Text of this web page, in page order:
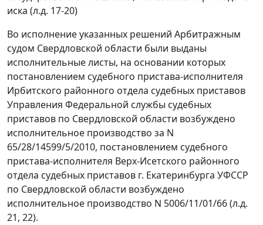
иска (л.д. 17-20)
Во исполнение указанных решений Арбитражным
судом Свердловской области были выданы
исполнительные листы, на основании которых
постановлением судебного пристава-исполнителя
Ирбитского районного отдела судебных приставов
Управления Федеральной службы судебных
приставов по Свердловской области возбуждено
исполнительное производство за N
65/28/14599/5/2010, постановлением судебного
пристава-исполнителя Верх-Исетского районного
отдела судебных приставов г. Екатеринбурга УФССР
по Свердловской области возбуждено
исполнительное производство N 5006/11/01/66 (л.д.
21, 22).